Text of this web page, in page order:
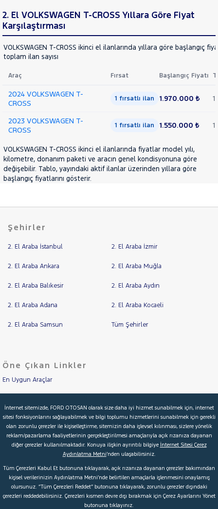
Iveco
Jaecoo
JEEP
LANCIA
MAN
MERCEDES-
MINI
MOTORSIKLET
NISSAN
OPEL
SEAT
SUBARU
TESLA
TRAKTÖR
CARAVELLE
JETTA
PASSAT
PASSAT
Taigo
T-
CROSS
Yakıt
Türü
Vites
Tipi
Araç
Tipi
Türü
Garanti
Kampanya
ve
Boya
2. El VOLKSWAGEN T-CROSS Yıllara Göre Fiyat
Karşılaştırması
VOLKSWAGEN T-CROSS ikinci el ilanlarında yıllara göre başlangıç
toplam ilan sayısı
Araç Fırsat Başlangıç Fiyatı
2024 VOLKSWAGEN T-
CROSS
1 fırsatlı ilan 1.970.000 ₺ 1
2023 VOLKSWAGEN T-
CROSS
1 fırsatlı ilan 1.550.000 ₺ 1
VOLKSWAGEN T-CROSS ikinci el ilanlarında fiyatlar model yılı,
kilometre, donanım paketi ve aracın genel kondisyonuna göre
değişebilir. Tablo, yayındaki aktif ilanlar üzerinden yıllara göre
başlangıç fiyatlarını gösterir.
Şehirler
2. El Araba İstanbul 2. El Araba İzmir
2. El Araba Ankara 2. El Araba Muğla
2. El Araba Balıkesir 2. El Araba Aydın
2. El Araba Adana 2. El Araba Kocaeli
2. El Araba Samsun Tüm Şehirler
Öne Çıkan Linkler
En Uygun Araçlar
İkinci El Garanti
Kampanyalar
Kredi Hesaplama & Başvuru
© 2026 Ford Türkiye Ford Kurumsal Hakkımızda
İnternet sitemizde, FORD OTOSAN olarak size daha iyi hizmet sunabilmek için, internet
sitesi fonksiyonlarını sağlayabilmek ve bilgi toplumu hizmetlerini sunabilmek için gerekli
olan zorunlu çerezler ile kişiselleştirme, sitemizin daha işlevsel kılınması, sizlere yönelik
reklam/pazarlama faaliyetlerinin gerçekleştirilmesi amaçlarıyla açık rızanıza dayanan
diğer çerezler kullanılmaktadır. Konuya ilişkin ayrıntılı bilgiye İnternet Sitesi Çerez
Aydınlatma Metni’nden ulaşabilirsiniz.
Tüm Çerezleri Kabul Et butonuna tıklayarak, açık rızanıza dayanan çerezler bakımından
kişisel verilerinizin Aydınlatma Metni’nde belirtilen amaçlarla işlenmesini onaylamış
olursunuz. “Tüm Çerezleri Reddet” butonuna tıklayarak, zorunlu çerezler dışındaki
çerezleri reddedebilirsiniz. Çerezleri kısmen devre dışı bırakmak için Çerez Ayarlarını Yönet
butonuna tıklayınız.